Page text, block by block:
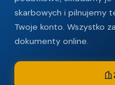
skarbowych i pilnujemy
Twoje konto. Wszystko
dokumenty online.